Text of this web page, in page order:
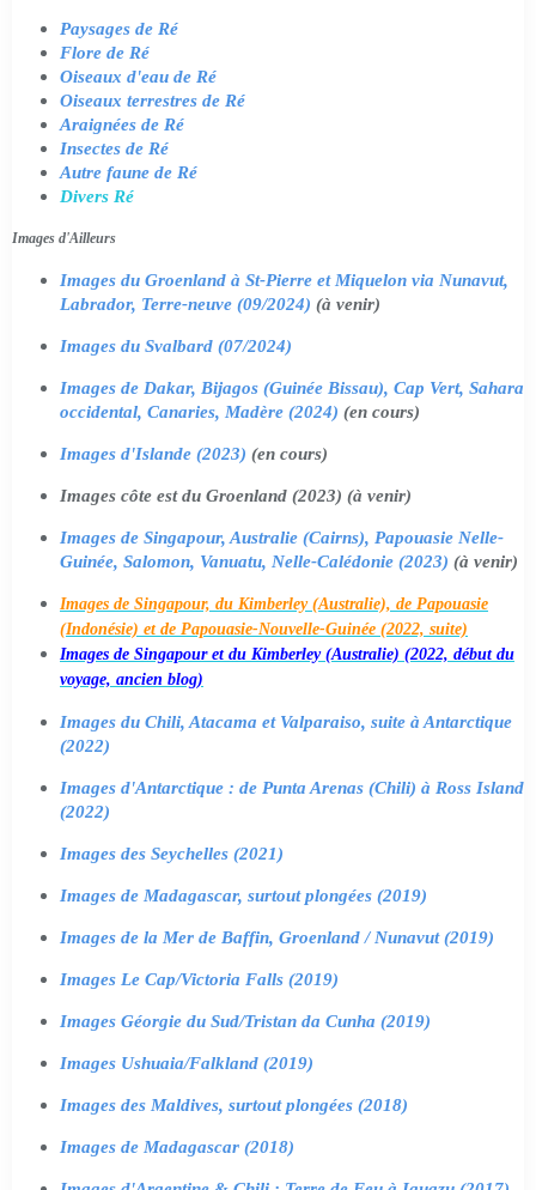
Paysages de Ré
Flore de Ré
Oiseaux d'eau de Ré
Oiseaux terrestres de Ré
Araignées de Ré
Insectes de Ré
Autre faune de Ré
Divers Ré
Images d'Ailleurs
Images du Groenland à St-Pierre et Miquelon via Nunavut,
Labrador, Terre-neuve (09/2024) (à venir)
Images du Svalbard (07/2024)
Images de Dakar, Bijagos (Guinée Bissau), Cap Vert, Sahara
occidental, Canaries, Madère (2024) (en cours)
Images d'Islande (2023) (en cours)
Images côte est du Groenland (2023) (à venir)
Images de Singapour, Australie (Cairns), Papouasie Nelle-
Guinée, Salomon, Vanuatu, Nelle-Calédonie (2023) (à venir)
Images de Singapour, du Kimberley (Australie), de Papouasie
(Indonésie) et de Papouasie-Nouvelle-Guinée (2022, suite)
Images de Singapour et du Kimberley (Australie) (2022, début du
voyage, ancien blog)
Images du Chili, Atacama et Valparaiso, suite à Antarctique
(2022)
Images d'Antarctique : de Punta Arenas (Chili) à Ross Island
(2022)
Images des Seychelles (2021)
Images de Madagascar, surtout plongées (2019)
Images de la Mer de Baffin, Groenland / Nunavut (2019)
Images Le Cap/Victoria Falls (2019)
Images Géorgie du Sud/Tristan da Cunha (2019)
Images Ushuaia/Falkland (2019)
Images des Maldives, surtout plongées (2018)
Images de Madagascar (2018)